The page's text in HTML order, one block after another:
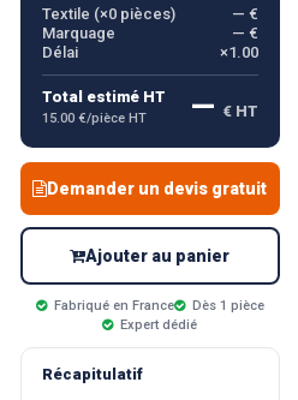
Textile (×0pièces)
— €
Marquage
— €
Délai
×1.00
Total estimé HT
15.00 €/pièce HT — € HT
Demander un devis gratuit
Ajouter au panier
Fabriqué en France
Dès 1 pièce
Expert dédié
Récapitulatif